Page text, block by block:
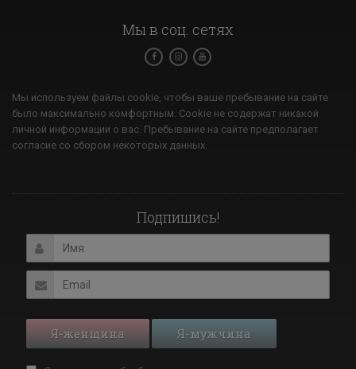
Мы в соц. сетях
Мы используем файлы cookie, чтобы ваше пребывание на сайте
было максимально комфортным. Cookie не содержат никакой
личной информации о вас. Пребывание на сайте предполагает
согласие со сбором некоторых данных.
Подпишись!
Я-женщина Я-мужчина